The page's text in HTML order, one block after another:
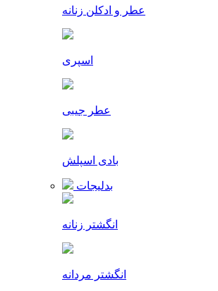
عطر و ادکلن زنانه
اسپری
عطر جیبی
بادی اسپلش
بدلیجات
انگشتر زنانه
انگشتر مردانه